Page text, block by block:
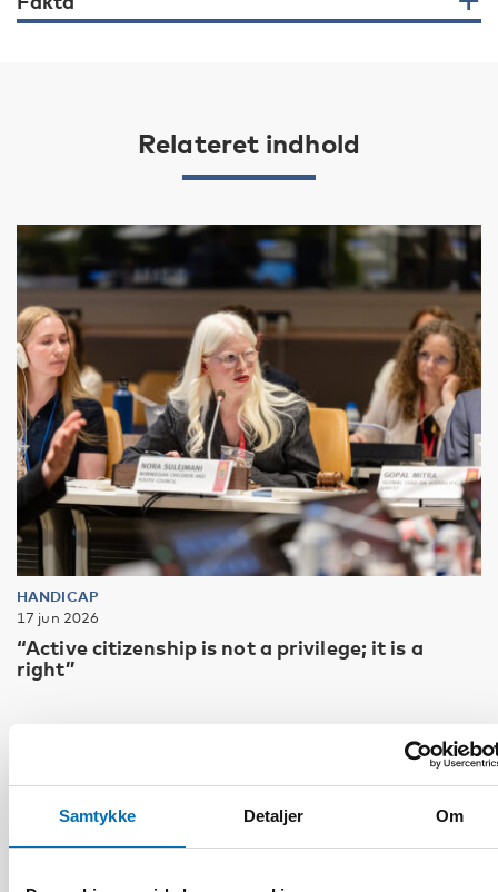
Samtykke Detaljer Om
Relateret indhold
HANDICAP
17 jun 2026
“Active citizenship is not a privilege; it is a
right”